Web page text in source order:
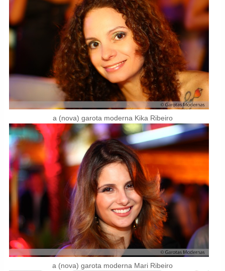
a (nova) garota moderna Kika Ribeiro
a (nova) garota moderna Mari Ribeiro